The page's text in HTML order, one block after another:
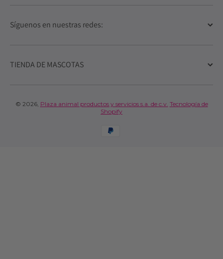
Síguenos en nuestras redes:
TIENDA DE MASCOTAS
© 2026, Plaza animal productos y servicios s.a. de c.v. Tecnología de
Shopify